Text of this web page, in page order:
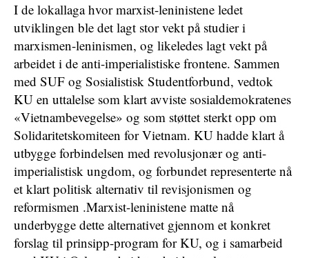
I de lokallaga hvor marxist-leninistene ledet
utviklingen ble det lagt stor vekt på studier i
marxismen-leninismen, og likeledes lagt vekt på
arbeidet i de anti-imperialistiske frontene. Sammen
med SUF og Sosialistisk Studentforbund, vedtok
KU en uttalelse som klart avviste sosialdemokratenes
«Vietnambevegelse» og som støttet sterkt opp om
Solidaritetskomiteen for Vietnam. KU hadde klart å
utbygge forbindelsen med revolusjonær og anti-
imperialistisk ungdom, og forbundet representerte nå
et klart politisk alternativ til revisjonismen og
reformismen .Marxist-leninistene matte nå
underbygge dette alternativet gjennom et konkret
forslag til prinsipp-program for KU, og i samarbeid